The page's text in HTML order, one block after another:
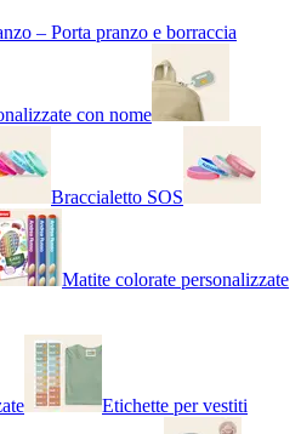
– Porta pranzo e borraccia
con nome
Braccialetto SOS
Matite colorate personalizzate
Etichette per vestiti